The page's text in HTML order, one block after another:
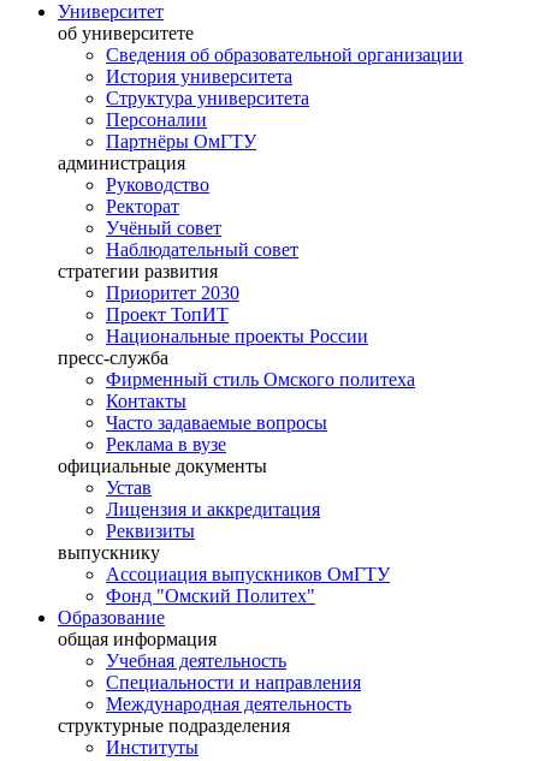
Университет
об университете
Сведения об образовательной организации
История университета
Структура университета
Персоналии
Партнёры ОмГТУ
администрация
Руководство
Ректорат
Учёный совет
Наблюдательный совет
стратегии развития
Приоритет 2030
Проект ТопИТ
Национальные проекты России
пресс-служба
Фирменный стиль Омского политеха
Контакты
Часто задаваемые вопросы
Реклама в вузе
официальные документы
Устав
Лицензия и аккредитация
Реквизиты
выпускнику
Ассоциация выпускников ОмГТУ
Фонд "Омский Политех"
Образование
общая информация
Учебная деятельность
Специальности и направления
Международная деятельность
структурные подразделения
Институты